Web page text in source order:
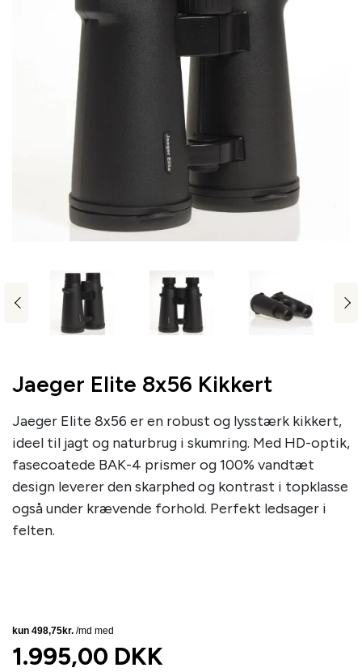
Jaeger Elite 8x56 Kikkert
Jaeger Elite 8x56 er en robust og lysstærk kikkert,
ideel til jagt og naturbrug i skumring. Med HD-optik,
fasecoatede BAK-4 prismer og 100% vandtæt
design leverer den skarphed og kontrast i topklasse
også under krævende forhold. Perfekt ledsager i
felten.
1.995,00 DKK